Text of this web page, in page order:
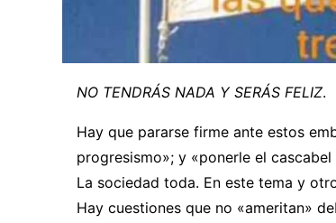
NO TENDRÁS NADA Y SERÁS FELIZ.
Hay que pararse firme ante estos
progresismo»; y «ponerle el cascabel
La sociedad toda. En este tema y
Hay cuestiones que no «ameritan»